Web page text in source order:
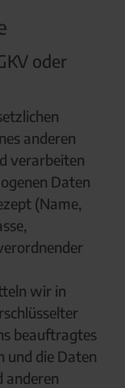
oder
anderen
verarbeiten
Daten
(Name,
wir in
beauftragtes
und die Daten
anderen